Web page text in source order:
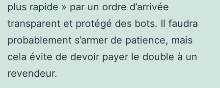
plus rapide » par un ordre d’arrivée
transparent et protégé des bots. Il faudra
probablement s’armer de patience, mais
cela évite de devoir payer le double à un
revendeur.